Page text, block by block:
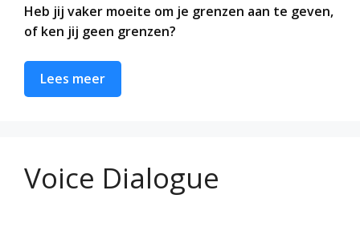
Heb jij vaker moeite om je grenzen aan te geven,
of ken jij geen grenzen?
Lees meer
Voice Dialogue